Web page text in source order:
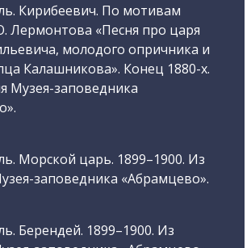
Кирибеевич. По мотивам
«Песня про царя
молодого опричника и
Калашникова». Конец 1880-х.
Музея-заповедника
Морской царь. 1899–1900. Из
заповедника «Абрамцево».
Берендей. 1899–1900. Из